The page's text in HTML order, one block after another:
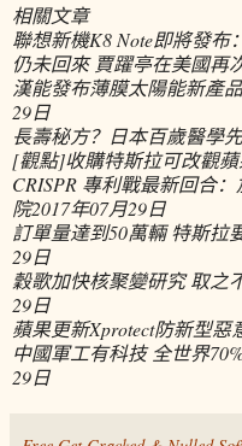
相關文章
聯想新機K8 Note即將發布
仍未回來 賈躍亭在美國再
漢能發布薄膜太陽能新產
29日
長壽秘方？日本百歲醫學
[觀點]收購特斯拉可改觀
CRISPR 專利戰最新回合
院2017年07月29日
訂單量達到50萬輛 特斯拉
29日
穀歌加快核聚變研究 取之
29日
蘋果更新Xprotect防新型惡
中國軍工有科技 全世界
29日